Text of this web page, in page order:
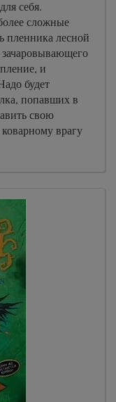
себя.
сложные
пленника лесной
и
будет
попавших в
свою
врагу